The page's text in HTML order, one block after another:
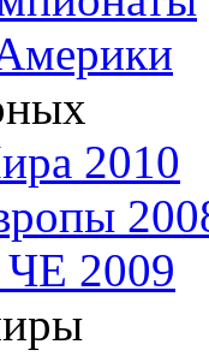
2010
2009